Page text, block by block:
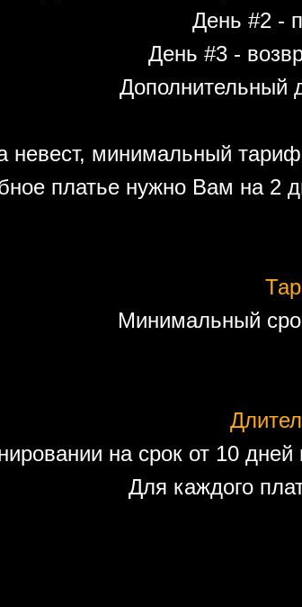
День #2 -
День #3 -
Дополнительный
невест, минимальный
платье нужно Вам на 2
Минимальный
на срок от 10
Для каждого